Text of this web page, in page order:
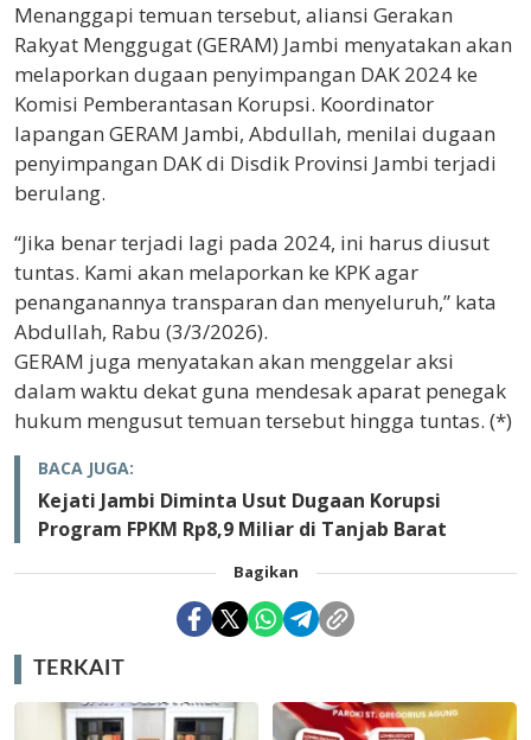
Menanggapi temuan tersebut, aliansi Gerakan
Rakyat Menggugat (GERAM) Jambi menyatakan akan
melaporkan dugaan penyimpangan DAK 2024 ke
Komisi Pemberantasan Korupsi. Koordinator
lapangan GERAM Jambi, Abdullah, menilai dugaan
penyimpangan DAK di Disdik Provinsi Jambi terjadi
berulang.
“Jika benar terjadi lagi pada 2024, ini harus diusut
tuntas. Kami akan melaporkan ke KPK agar
penanganannya transparan dan menyeluruh,” kata
Abdullah, Rabu (3/3/2026).
GERAM juga menyatakan akan menggelar aksi
dalam waktu dekat guna mendesak aparat penegak
hukum mengusut temuan tersebut hingga tuntas. (*)
BACA JUGA:
Kejati Jambi Diminta Usut Dugaan Korupsi
Program FPKM Rp8,9 Miliar di Tanjab Barat
Bagikan
TERKAIT